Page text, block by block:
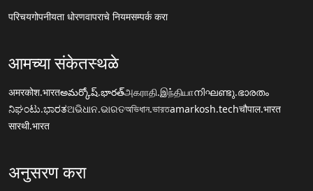
परिचयगोपनीयता धोरणवापराचे नियमसम्पर्क करा
आमच्या संकेतस्थळे
अमरकोश.भारतఅమర్కోష్.భారత్அகராதி.இந்தியாനിഘണ്ടു.ഭാരതം
ನಿಘಂಟು.ಭಾರತଅଭିଧାନ.ଭାରତঅভিধান.ভারতamarkosh.techचौपाल.भारत
सारथी.भारत
अनुसरण करा